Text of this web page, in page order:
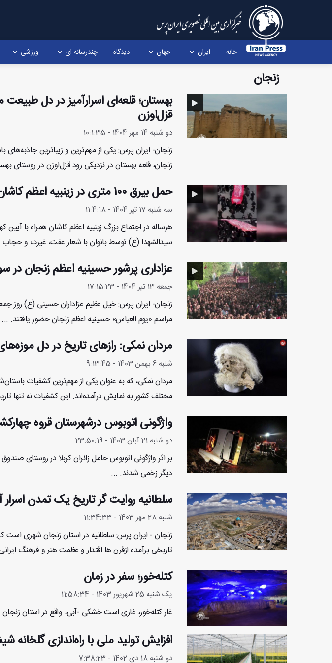
خانه ایران جهان دیدگاه چندرسانه ای ورزشی
زنجان
بهستان؛ قلعه‌ای اسرارآمیز در دل طبیعت
قزل‌اوزن
دو شنبه 14 مهر 1404 - 10:1:35
زنجان- ایران پرس: یکی از مهم‌ترین و زیباترین
زنجان، قلعه بهستان در نزدیکی رود قزل‌اوزن در روستای
حمل بیرق ۱۰۰ متری در زینبیه اعظم کاشان
سه شنبه 17 تیر 1404 - 11:4:18
سیدالشهدا (ع) توسط بانوان با شعار عفت، غیرت و
عزاداری پرشور حسینیه اعظم زنجان در
جمعه 13 تیر 1404 - 17:15:23
زنجان- ایران پرس: خیل عظیم عزاداران حسینی (ع) روز
مراسم «یوم العباس» حسینیه اعظم زنجان حضور یافتند. ...
مردان نمکی: رازهای تاریخ در دل
شنبه 6 بهمن 1403 - 9:13:45
مردان نمکی، که به عنوان یکی از مهم‌ترین کشفیات
مختلف کشور به نمایش درآمده‌اند. این کشفیات نه تنها
واژگونی اتوبوس درشهرستان قروه
دو شنبه 21 آبان 1403 - 23:50:19
دیگر زخمی شدند. ...
سلطانیه روایت‌ گر تاریخ یک تمدن اسرار
شنبه 28 مهر 1403 - 11:34:33
زنجان - ایران پرس: سلطانیه در استان زنجان شهری است
تاریخی برآمده ازقرن ها اقتدار و عظمت هنر و فرهنگ
کتله‌خور؛ سفر در زمان
یک شنبه 25 شهریور 1403 - 11:58:34
غار کتله‌خور، غاری است خشکی -آبی، واقع در استان زنجان و در ۵ کیلومتری شهر گرماب
افزایش تولید ملی با راه‌اندازی گلخانه
دو شنبه 18 دی 1402 - 7:38:23